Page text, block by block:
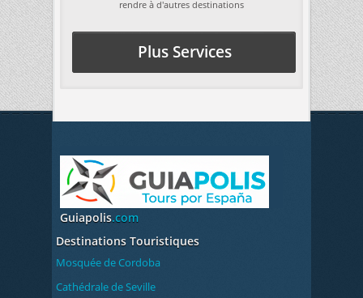
rendre à d'autres destinations
Plus Services
Guiapolis.com
Destinations Touristiques
Mosquée de Cordoba
Cathédrale de Seville